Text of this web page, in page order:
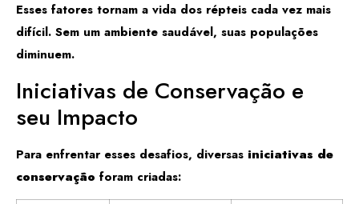
Esses fatores tornam a vida dos répteis cada vez mais
difícil. Sem um ambiente saudável, suas populações
diminuem.
Iniciativas de Conservação e
seu Impacto
Para enfrentar esses desafios, diversas iniciativas de
conservação foram criadas: